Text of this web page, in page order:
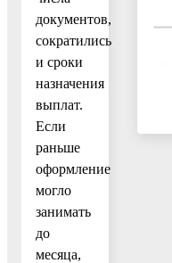
документов,
сократились
и сроки
назначения
выплат.
Если
раньше
оформление
могло
занимать
до
месяца,